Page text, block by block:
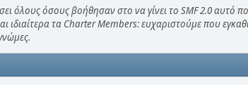
όλους όσους βοήθησαν στο να γίνει το SMF 2.0
ιδιαίτερα τα Charter Members: ευχαριστούμε που